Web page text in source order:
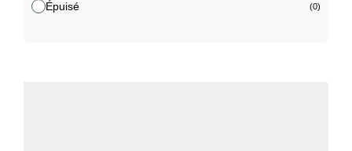
Épuisé (0)